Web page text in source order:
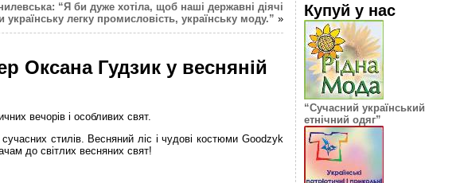
“Я би дуже хотіла, щоб наші державні діячі
українську легку промисловість, українську моду.” »
Оксана Гудзик у весняній
вечорів і особливих свят.
стилів. Весняний ліс і чудові костюми Goodzyk
до світлих весняних свят!
Купуй у нас
“Сучасний український
етнічний одяг”